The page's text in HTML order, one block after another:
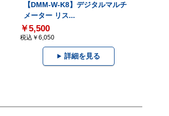
【DMM-W-K8】デジタルマルチ
メーター リス...
￥5,500
税込￥6,050
詳細を見る